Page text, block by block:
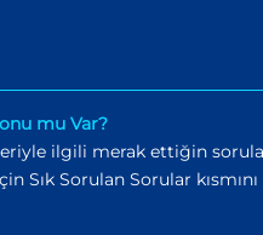
mu Var?
ilgili merak ettiğin
Sık Sorulan Sorular kısmını